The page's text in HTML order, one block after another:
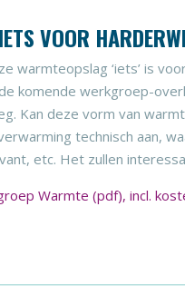
VOOR
warmteopslag ‘iets’ is
komende werkgroep-
Kan deze vorm van
technisch aan,
etc. Het zullen
Warmte (pdf), incl.